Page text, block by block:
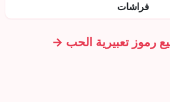
فراشات
رموز تعبيرية الحب →